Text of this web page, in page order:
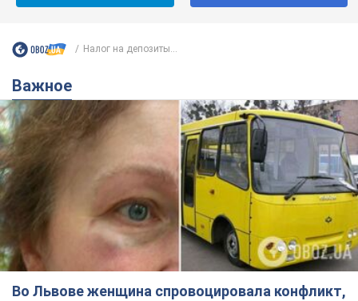
Налог на депозиты...
Важное
Во Львове женщина спровоцировала конфликт,